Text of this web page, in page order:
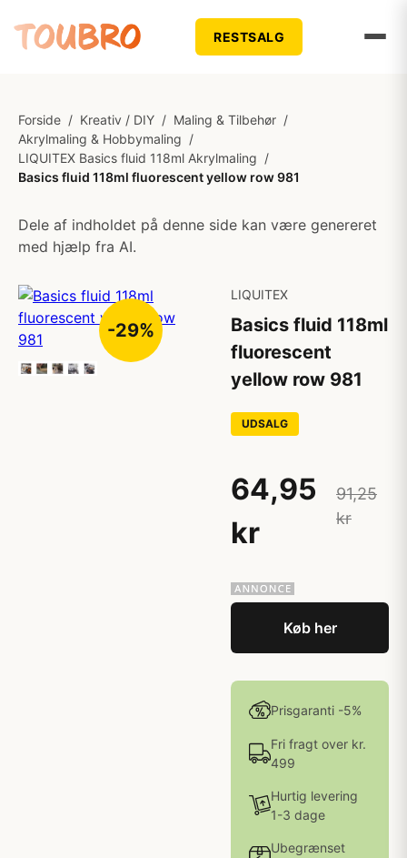
RESTSALG
Forside / Kreativ / DIY / Maling & Tilbehør /
Akrylmaling & Hobbymaling /
LIQUITEX Basics fluid 118ml Akrylmaling /
Basics fluid 118ml fluorescent yellow row 981
Dele af indholdet på denne side kan være genereret
med hjælp fra AI.
-29%
LIQUITEX
Basics fluid 118ml
fluorescent
yellow row 981
UDSALG
64,95
kr
91,25
kr
Køb her
Prisgaranti -5%
Fri fragt over kr.
499
Hurtig levering
1-3 dage
Ubegrænset